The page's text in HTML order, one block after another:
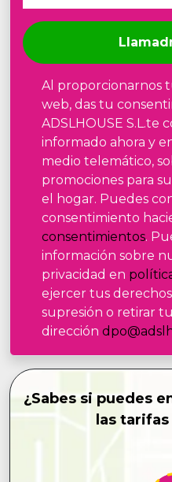
Al proporcionarnos
web, das tu
ADSLHOUSE S.L.te
informado ahora y
medio telemático,
promociones para
el hogar. Puedes
consentimiento
consentimientos.
información sobre
privacidad en
ejercer tus
supresión o retirar
dirección
¿Sabes si puedes
las